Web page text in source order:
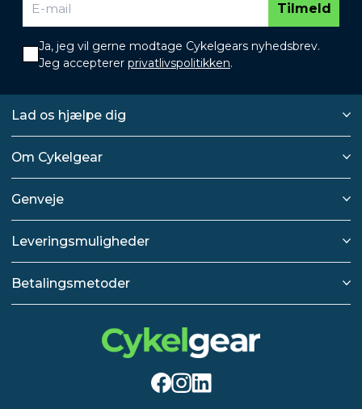
Tilmeld
Ja, jeg vil gerne modtage Cykelgears nyhedsbrev.
Jeg accepterer privatlivspolitikken.
Lad os hjælpe dig
Om Cykelgear
Genveje
Leveringsmuligheder
Betalingsmetoder